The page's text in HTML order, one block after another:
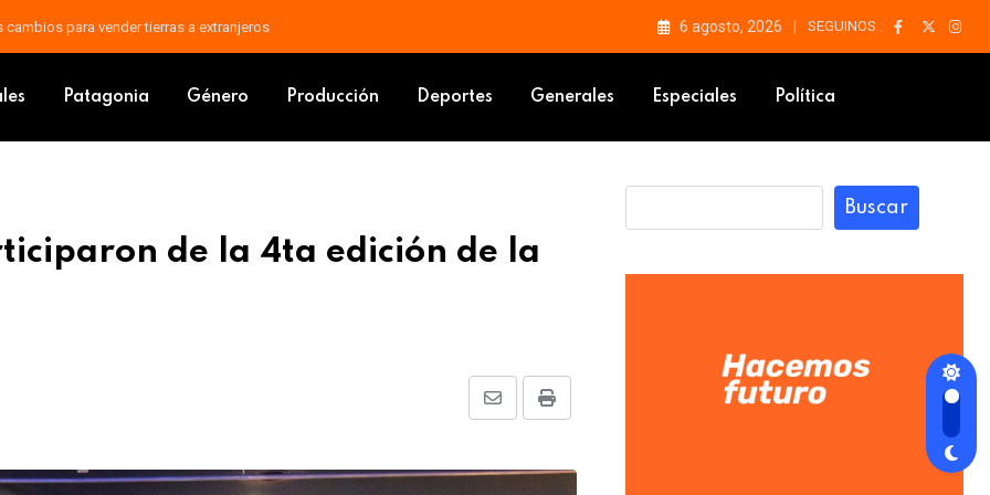
un frente frío avanza sobre Argentina 6 agosto, 2026 SEGUINOS :
Patagonia Género Producción Deportes Generales Especiales Política
de la 4ta edición de la
Print
Share
Email
Buscar